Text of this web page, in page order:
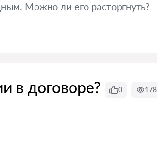
Можно ли его расторгнуть?
в договоре? 0 178